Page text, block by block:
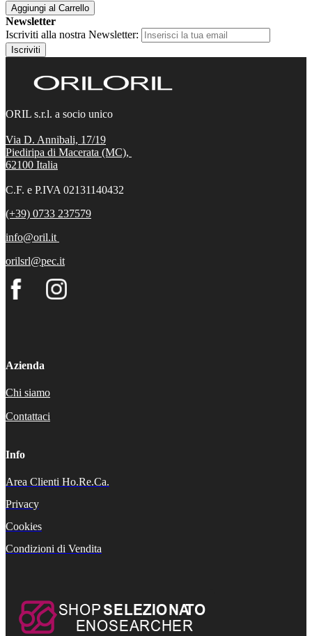
Aggiungi al Carrello
Newsletter
Iscriviti alla nostra Newsletter:
Iscriviti
ORIL s.r.l. a socio unico
Via D. Annibali, 17/19
Piediripa di Macerata (MC),
62100 Italia
C.F. e P.IVA 02131140432
(+39) 0733 237579
info@oril.it
orilsrl@pec.it
Azienda
Chi siamo
Contattaci
Info
Area Clienti Ho.Re.Ca.
Privacy
Cookies
Condizioni di Vendita